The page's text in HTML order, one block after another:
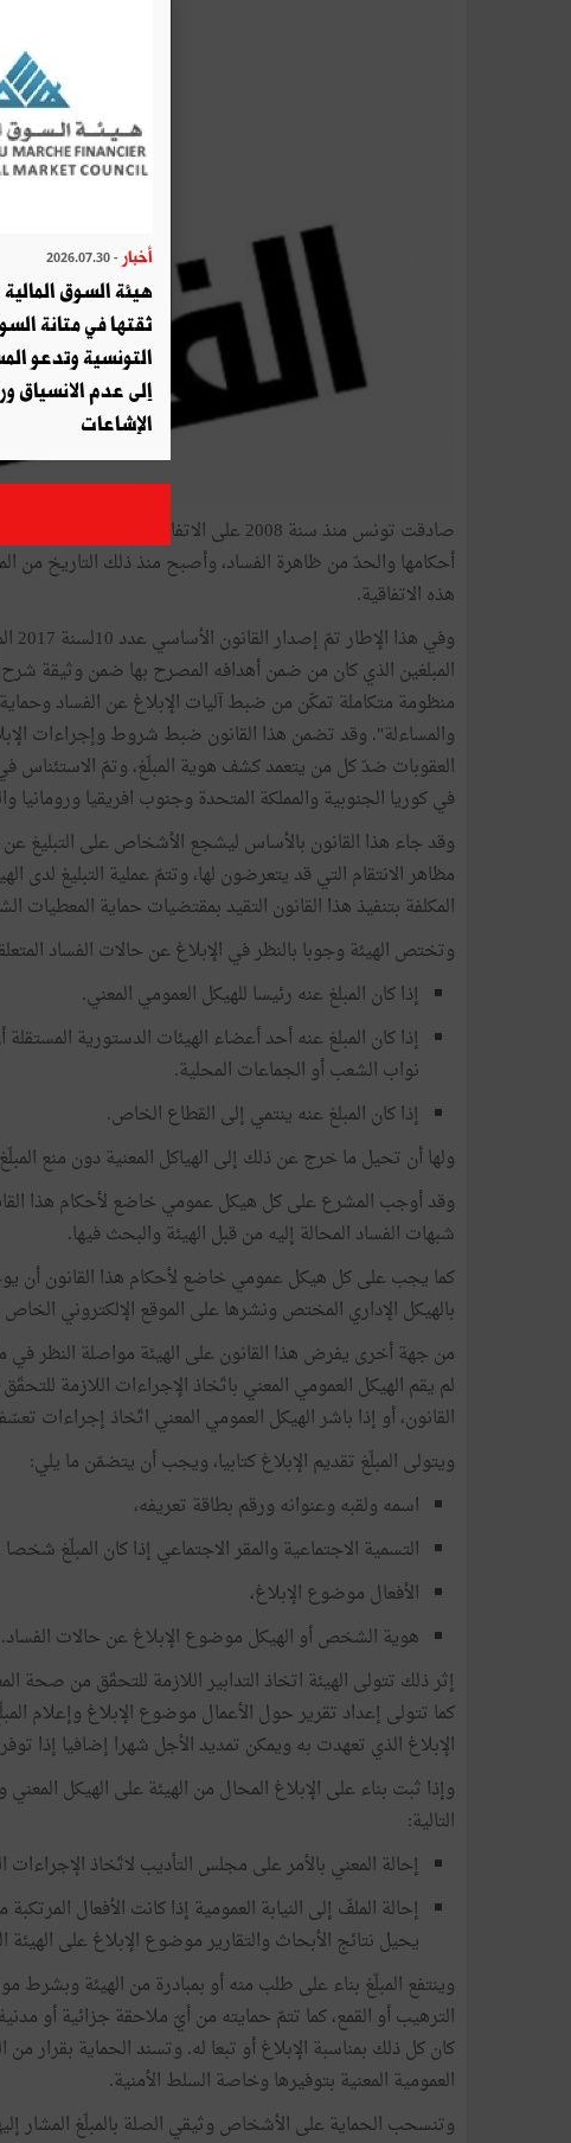
صادقت تونس منذ سنة 2008 على الاتفاقية
أحكامها والحدّ من ظاهرة الفساد، وأصبح منذ ذلك التاريخ من
هذه الاتفاقية.
المبلغين الذي كان من ضمن أهدافه المصرح بها ضمن وثيقة
منظومة متكاملة تمكّن من ضبط آليات الإبلاغ عن الفساد وحماية
والمساءلة". وقد تضمن هذا القانون ضبط شروط وإجراءات
العقوبات ضدّ كل من يتعمد كشف هوية المبلّغ، وتمّ الاستئناس
في كوريا الجنوبية والمملكة المتحدة وجنوب افريقيا ورومانيا
وقد جاء هذا القانون بالأساس ليشجع الأشخاص على التبليغ
مظاهر الانتقام التي قد يتعرضون لها، وتتمّ عملية التبليغ لدى
المكلفة بتنفيذ هذا القانون التقيد بمقتضيات حماية
وتختص الهيئة وجوبا بالنظر في الإبلاغ عن حالات الفساد
إذا كان المبلغ عنه رئيسا للهيكل العمومي المعني.
إذا كان المبلغ عنه أحد أعضاء الهيئات الدستورية
نواب الشعب أو الجماعات المحلية.
إذا كان المبلغ عنه ينتمي إلى القطاع الخاص.
ولها أن تحيل ما خرج عن ذلك إلى الهياكل المعنية دون منع
وقد أوجب المشرع على كل هيكل عمومي خاضع لأحكام هذا
شبهات الفساد المحالة إليه من قبل الهيئة والبحث فيها.
كما يجب على كل هيكل عمومي خاضع لأحكام هذا القانون أن
بالهيكل الإداري المختص ونشرها على الموقع الإلكتروني
من جهة أخرى يفرض هذا القانون على الهيئة مواصلة النظر في
لم يقم الهيكل العمومي المعني باتّخاذ الإجراءات اللازمة
القانون، أو إذا باشر الهيكل العمومي المعني اتّخاذ إجراءات
ويتولى المبلّغ تقديم الإبلاغ كتابيا، ويجب أن يتضمّن ما يلي:
اسمه ولقبه وعنوانه ورقم بطاقة تعريفه،
التسمية الاجتماعية والمقر الاجتماعي إذا كان المبلّغ شخصا
الأفعال موضوع الإبلاغ،
هوية الشخص أو الهيكل موضوع الإبلاغ عن حالات الفساد.
إثر ذلك تتولى الهيئة اتخاذ التدابير اللازمة للتحقّق من صحة
كما تتولى إعداد تقرير حول الأعمال موضوع الإبلاغ وإعلام
الإبلاغ الذي تعهدت به ويمكن تمديد الأجل شهرا إضافيا إذا
وإذا ثبت بناء على الإبلاغ المحال من الهيئة على الهيكل
التالية:
إحالة المعني بالأمر على مجلس التأديب لاتّخاذ
إحالة الملفّ إلى النيابة العمومية إذا كانت الأفعال
يحيل نتائج الأبحاث والتقارير موضوع الإبلاغ على
وينتفع المبلّغ بناء على طلب منه أو بمبادرة من الهيئة وبشرط
الترهيب أو القمع، كما تتمّ حمايته من أيّ ملاحقة جزائية أو
كان كل ذلك بمناسبة الإبلاغ أو تبعا له. وتسند الحماية بقرار
العمومية المعنية بتوفيرها وخاصة السلط الأمنية.
أخبار - 2026.07.30
هيئة السوق
ثقتها في متانة
التونسية وتدعو
إلى عدم الانسياق
الإشاعات